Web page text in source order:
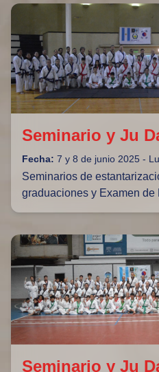
Seminario y Ju
Fecha: 7 y 8 de junio 2025 -
Seminarios de
graduaciones y Examen de
Seminario y Ju